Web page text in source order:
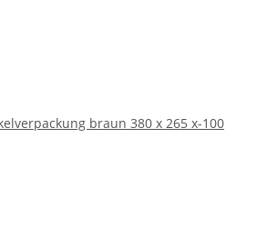
braun 380 x 265 x-100